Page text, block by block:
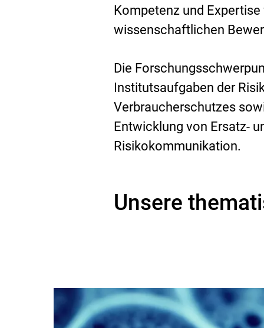
Kompetenz und
wissenschaftlichen
Die
Institutsaufgaben der
Verbraucherschutzes
Entwicklung von Ersatz-
Risikokommunikation.
Unsere